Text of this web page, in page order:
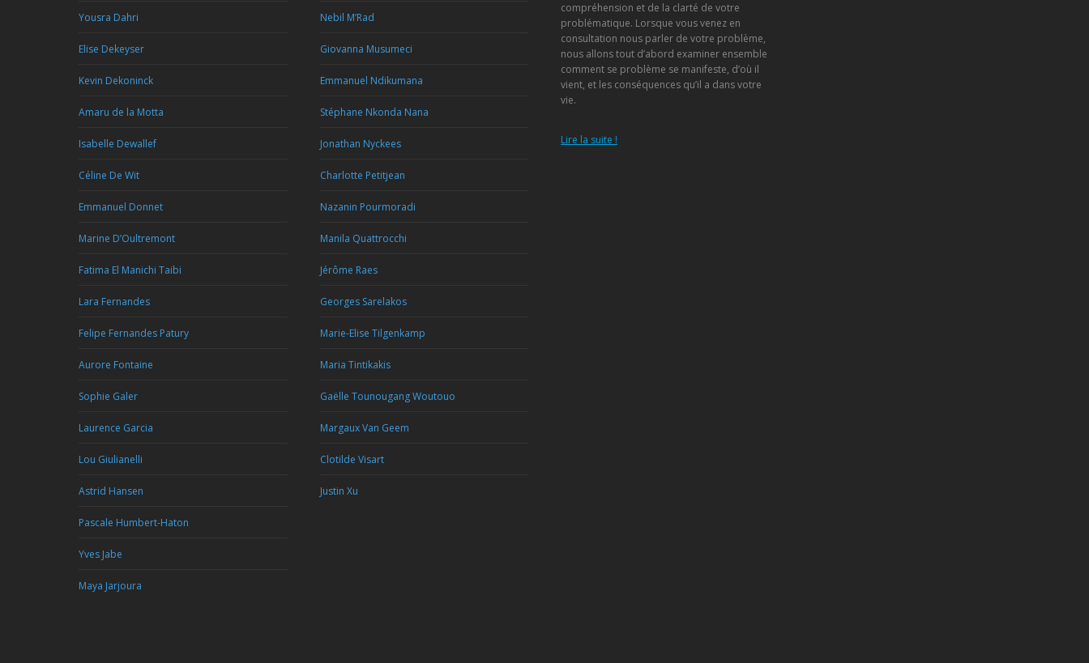
Yousra Dahri
Elise Dekeyser
Kevin Dekoninck
Amaru de la Motta
Isabelle Dewallef
Céline De Wit
Emmanuel Donnet
Marine D’Oultremont
Fatima El Manichi Taibi
Lara Fernandes
Felipe Fernandes Patury
Aurore Fontaine
Sophie Galer
Laurence Garcia
Lou Giulianelli
Astrid Hansen
Pascale Humbert-Haton
Yves Jabe
Maya Jarjoura
Nebil M’Rad
Giovanna Musumeci
Emmanuel Ndikumana
Stéphane Nkonda Nana
Jonathan Nyckees
Charlotte Petitjean
Nazanin Pourmoradi
Manila Quattrocchi
Jérôme Raes
Georges Sarelakos
Marie-Elise Tilgenkamp
Maria Tintikakis
Gaëlle Tounougang Woutouo
Margaux Van Geem
Clotilde Visart
Justin Xu
compréhension et de la clarté de votre
problématique. Lorsque vous venez en
consultation nous parler de votre problème,
nous allons tout d’abord examiner ensemble
comment se problème se manifeste, d’où il
vient, et les conséquences qu’il a dans votre
vie.
Lire la suite !